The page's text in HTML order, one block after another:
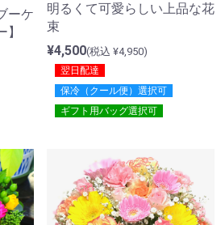
ーケ
明るくて可愛らしい上品な花
束
¥4,500(税込 ¥4,950)
翌日配達
保冷（クール便）選択可
ギフト用バッグ選択可